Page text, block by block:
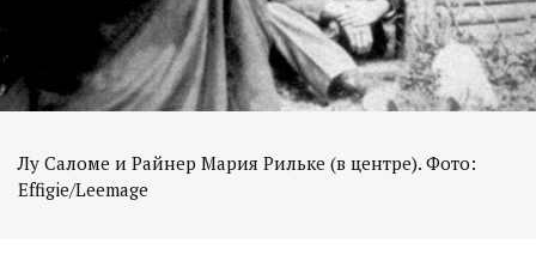
Лу Саломе и Райнер Мария Рильке (в центре). Фото:
Effigie/Leemage